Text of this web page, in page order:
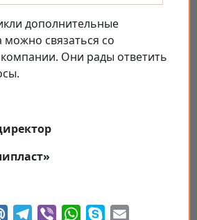
дополнительные
можно связаться со
Они рады ответить
Mail.RuTelegram
Viber WhatsApp
Skype